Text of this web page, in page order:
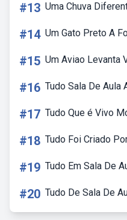
#13 Uma Chuva
#14 Um Gato Preto A
#15 Um Aviao Levanta
#16 Tudo Sala De Aula
#17 Tudo Que é Vivo
#18 Tudo Foi Criado
#19 Tudo Em Sala De
#20 Tudo De Sala De